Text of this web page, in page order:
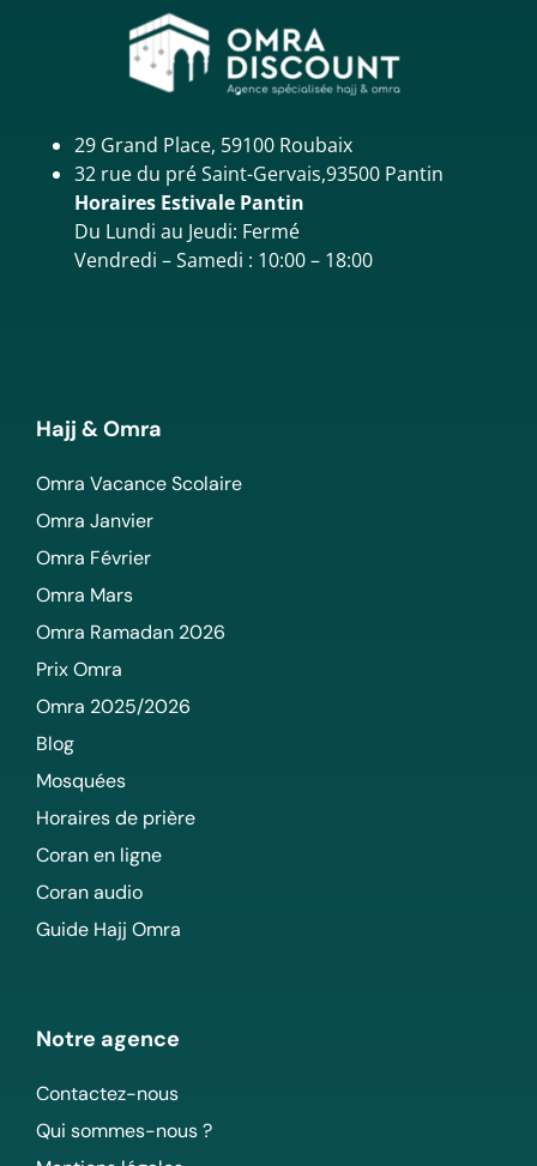
29 Grand Place, 59100 Roubaix
32 rue du pré Saint-Gervais,93500 Pantin
Horaires Estivale Pantin
Du Lundi au Jeudi: Fermé
Vendredi – Samedi : 10:00 – 18:00
Hajj & Omra
Omra Vacance Scolaire
Omra Janvier
Omra Février
Omra Mars
Omra Ramadan 2026
Prix Omra
Omra 2025/2026
Blog
Mosquées
Horaires de prière
Coran en ligne
Coran audio
Guide Hajj Omra
Notre agence
Contactez-nous
Qui sommes-nous ?